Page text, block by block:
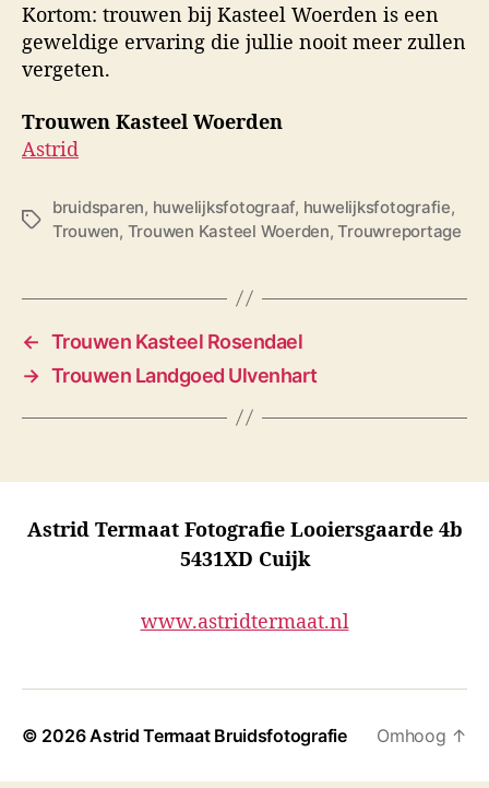
Kortom: trouwen bij Kasteel Woerden is een
geweldige ervaring die jullie nooit meer zullen
vergeten.
Trouwen Kasteel Woerden
Astrid
T
bruidsparen, huwelijksfotograaf, huwelijksfotografie,
Trouwen, Trouwen Kasteel Woerden,Trouwreportage
← Trouwen Kasteel Rosendael
→ Trouwen Landgoed Ulvenhart
Astrid Termaat Fotografie Looiersgaarde 4b
5431XD Cuijk
www.astridtermaat.nl
© 2026Astrid Termaat Bruidsfotografie Omhoog ↑